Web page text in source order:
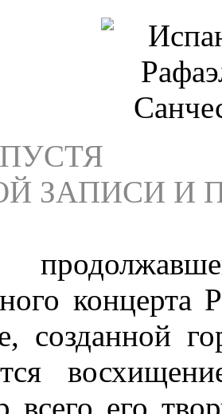
ЗАПИСИ И
концерта
созданной
всего его